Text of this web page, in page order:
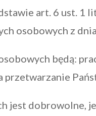
art. 6 ust. 1
osobowych z
będą:
jest dobrowolne,